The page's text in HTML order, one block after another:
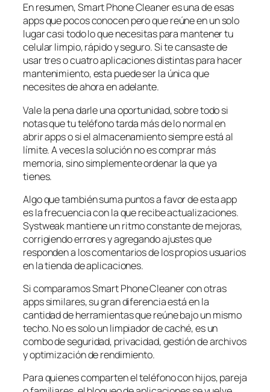
En resumen, Smart Phone Cleaner es una de esas
apps que pocos conocen pero que reúne en un solo
lugar casi todo lo que necesitas para mantener tu
celular limpio, rápido y seguro. Si te cansaste de
usar tres o cuatro aplicaciones distintas para hacer
mantenimiento, esta puede ser la única que
necesites de ahora en adelante.
Vale la pena darle una oportunidad, sobre todo si
notas que tu teléfono tarda más de lo normal en
abrir apps o si el almacenamiento siempre está al
límite. A veces la solución no es comprar más
memoria, sino simplemente ordenar la que ya
tienes.
Algo que también suma puntos a favor de esta app
es la frecuencia con la que recibe actualizaciones.
Systweak mantiene un ritmo constante de mejoras,
corrigiendo errores y agregando ajustes que
responden a los comentarios de los propios usuarios
en la tienda de aplicaciones.
Si comparamos Smart Phone Cleaner con otras
apps similares, su gran diferencia está en la
cantidad de herramientas que reúne bajo un mismo
techo. No es solo un limpiador de caché, es un
combo de seguridad, privacidad, gestión de archivos
y optimización de rendimiento.
Para quienes comparten el teléfono con hijos, pareja